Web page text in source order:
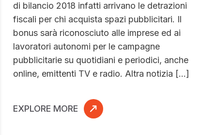
di bilancio 2018 infatti arrivano le detrazioni
fiscali per chi acquista spazi pubblicitari. Il
bonus sarà riconosciuto alle imprese ed ai
lavoratori autonomi per le campagne
pubblicitarie su quotidiani e periodici, anche
online, emittenti TV e radio. Altra notizia […]
EXPLORE MORE